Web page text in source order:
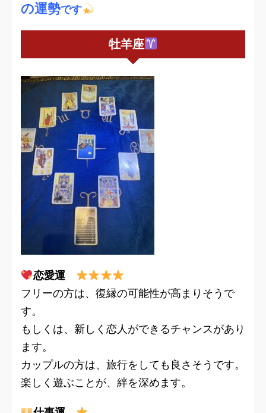
の運勢です
牡羊座
恋愛運
フリーの方は、復縁の可能性が高まりそうで
す。
もしくは、新しく恋人ができるチャンスがあり
ます。
カップルの方は、旅行をしても良さそうです。
楽しく遊ぶことが、絆を深めます。